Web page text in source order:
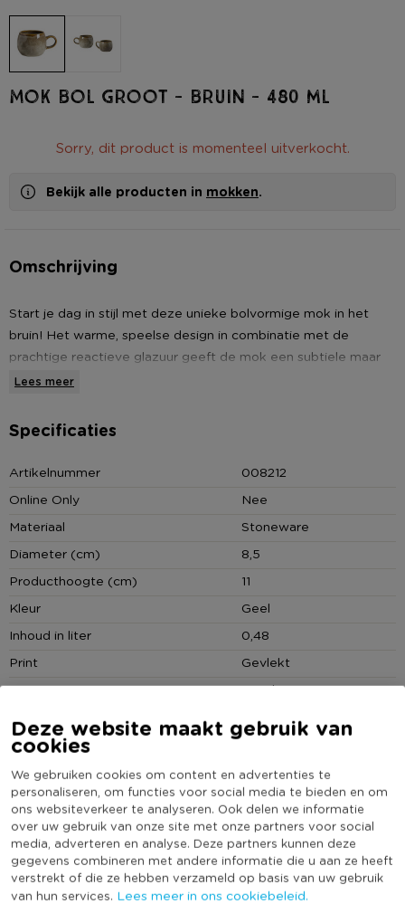
Deze website maakt gebruik van
cookies
We gebruiken cookies om content en advertenties te
personaliseren, om functies voor social media te bieden en om
ons websiteverkeer te analyseren. Ook delen we informatie
over uw gebruik van onze site met onze partners voor social
media, adverteren en analyse. Deze partners kunnen deze
gegevens combineren met andere informatie die u aan ze heeft
verstrekt of die ze hebben verzameld op basis van uw gebruik
van hun services. Lees meer in ons cookiebeleid.
Mok bol groot - bruin - 480 ml
Sorry, dit product is momenteel uitverkocht.
Bekijk alle producten in mokken.
Omschrijving
Start je dag in stijl met deze unieke bolvormige mok in het
bruin! Het warme, speelse design in combinatie met de
prachtige reactieve glazuur geeft de mok een subtiele maar
toch opvallende uitstraling. Met een inhoud van 480 ml is het
van koffie, thee of een warme chocolademelk houdt, deze
mok biedt voldoende ruimte en comfort. Een must-have voor
je keuken, ideaal voor een gezellige ochtend of moment van
Reactive glaze
Deze mok is voorzien van reactive glaze, een bijzonder type
glazuur dat wordt toegepast bij de productie van deze
aardewerk items. Dit glazuur reageert op de chemische
bakproces, waardoor elk item een unieke afwerking krijgt.
Lees meer
Specificaties
Artikelnummer
008212
Online Only
Nee
Materiaal
Stoneware
Diameter (cm)
8,5
Producthoogte (cm)
11
Kleur
Geel
Inhoud in liter
0,48
Print
Gevlekt
Vorm
Rond
Met oor
Ja
Duurzaamheidsscore
(Nog) geen score
bekend
MEER UIT DEZE SERIE